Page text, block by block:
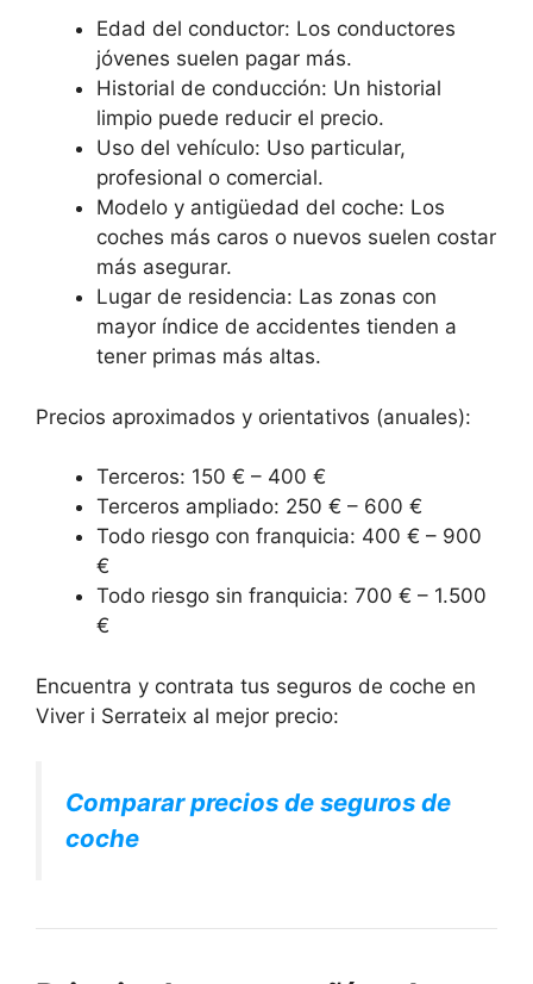
Edad del conductor: Los conductores
jóvenes suelen pagar más.
Historial de conducción: Un historial
limpio puede reducir el precio.
Uso del vehículo: Uso particular,
profesional o comercial.
Modelo y antigüedad del coche: Los
coches más caros o nuevos suelen costar
más asegurar.
Lugar de residencia: Las zonas con
mayor índice de accidentes tienden a
tener primas más altas.
Precios aproximados y orientativos (anuales):
Terceros: 150 € – 400 €
Terceros ampliado: 250 € – 600 €
Todo riesgo con franquicia: 400 € – 900
€
Todo riesgo sin franquicia: 700 € – 1.500
€
Encuentra y contrata tus seguros de coche en
Viver i Serrateix al mejor precio:
Comparar precios de seguros de
coche